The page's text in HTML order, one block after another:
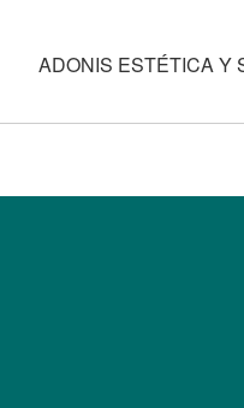
ADONIS ESTÉTICA Y